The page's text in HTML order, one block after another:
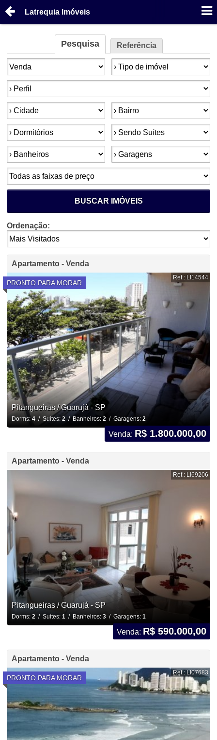
Latrequia Imóveis
Pesquisa Referência
Finalidade: Tipo de imóvel:
Perfil:
Cidade: Bairro:
Dormitórios: Suítes:
Banheiros: Garagens:
Faixa de preço:
BUSCAR IMÓVEIS
Ordenação:
Apartamento - Venda
PRONTO PARA MORAR
Ref.: LI14544
Pitangueiras / Guarujá - SP
Dorms:4/ Suítes: 2/ Banheiros: 2/ Garagens: 2
Venda: R$ 1.800.000,00
Apartamento - Venda
Ref.: LI69206
Pitangueiras / Guarujá - SP
Dorms: 2/ Suítes: 1/ Banheiros: 3/ Garagens: 1
Venda: R$ 590.000,00
Apartamento - Venda
PRONTO PARA MORAR
Ref.: LI07683